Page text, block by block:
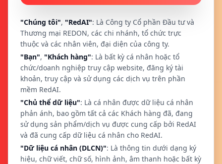
"Chúng tôi", "RedAI": Là Công ty Cổ phần Đầu tư và
Thương mại REDON, các chi nhánh, tổ chức trực
thuộc và các nhân viên, đại diện của công ty.
"Bạn", "Khách hàng": Là bất kỳ cá nhân hoặc tổ
chức/doanh nghiệp truy cập website, đăng ký tài
khoản, truy cập và sử dụng các dịch vụ trên phần
mềm RedAI.
"Chủ thể dữ liệu": Là cá nhân được dữ liệu cá nhân
phản ánh, bao gồm tất cả các Khách hàng đã, đang
sử dụng sản phẩm/dịch vụ được cung cấp bởi RedAI
và đã cung cấp dữ liệu cá nhân cho RedAI.
"Dữ liệu cá nhân (DLCN)": Là thông tin dưới dạng ký
hiệu, chữ viết, chữ số, hình ảnh, âm thanh hoặc bất kỳ